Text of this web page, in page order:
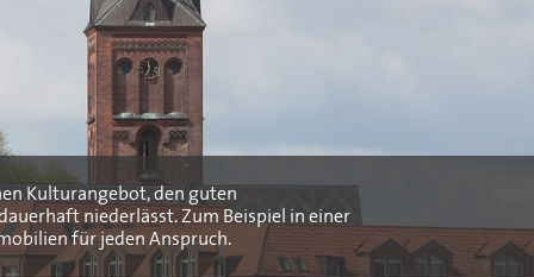
Kulturangebot, den guten
niederlässt. Zum Beispiel in einer
für jeden Anspruch.